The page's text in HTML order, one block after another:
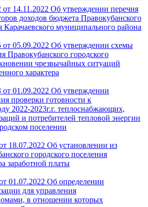
14.11.2022 Об утверждении перечня
доходов бюджета Правокубанского
Карачаевского муниципального района
05.09.2022 Об утверждении схемы
Правокубанского городского
чрезвычайных ситуаций
характера
01.09.2022 Об утверждении
проверки готовности к
2022-2023г.г. теплоснабжающих,
и потребителей тепловой энергии
поселении
18.07.2022 Об установлении из
городского поселения
заработной платы
01.07.2022 Об определении
для управления
в отношении которых